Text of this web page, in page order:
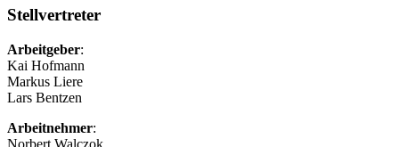
Stellvertreter
Arbeitgeber:
Kai Hofmann
Markus Liere
Lars Bentzen
Arbeitnehmer:
Norbert Walczok